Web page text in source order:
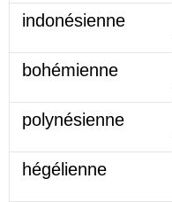
indonésienne
bohémienne
polynésienne
hégélienne